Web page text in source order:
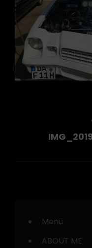
Menü
ABOUT ME